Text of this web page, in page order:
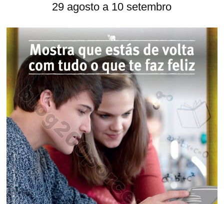
29 agosto a 10 setembro